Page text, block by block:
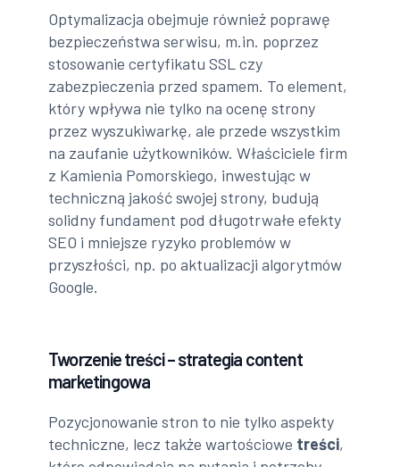
Optymalizacja obejmuje również poprawę
bezpieczeństwa serwisu, m.in. poprzez
stosowanie certyfikatu SSL czy
zabezpieczenia przed spamem. To element,
który wpływa nie tylko na ocenę strony
przez wyszukiwarkę, ale przede wszystkim
na zaufanie użytkowników. Właściciele firm
z Kamienia Pomorskiego, inwestując w
techniczną jakość swojej strony, budują
solidny fundament pod długotrwałe efekty
SEO i mniejsze ryzyko problemów w
przyszłości, np. po aktualizacji algorytmów
Google.
Tworzenie treści – strategia content
marketingowa
Pozycjonowanie stron to nie tylko aspekty
techniczne, lecz także wartościowe treści,